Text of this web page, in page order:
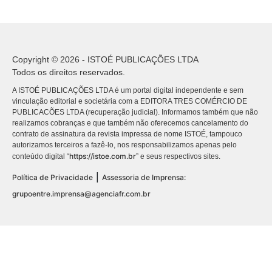
Copyright © 2026 - ISTOÉ PUBLICAÇÕES LTDA
Todos os direitos reservados.
A ISTOÉ PUBLICAÇÕES LTDA é um portal digital independente e sem
vinculação editorial e societária com a EDITORA TRES COMÉRCIO DE
PUBLICACÕES LTDA (recuperação judicial). Informamos também que não
realizamos cobranças e que também não oferecemos cancelamento do
contrato de assinatura da revista impressa de nome ISTOÉ, tampouco
autorizamos terceiros a fazê-lo, nos responsabilizamos apenas pelo
conteúdo digital “https://istoe.com.br” e seus respectivos sites.
Política de Privacidade
Assessoria de Imprensa:
grupoentre.imprensa@agenciafr.com.br